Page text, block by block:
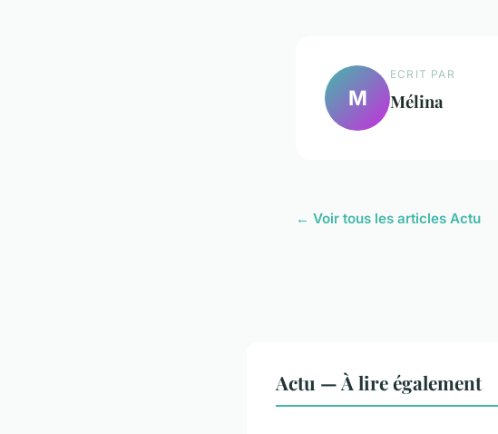
M
ECRIT PAR
Mélina
← Voir tous les articles Actu
Actu — À lire également